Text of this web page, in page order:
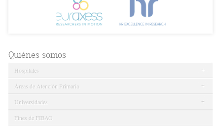
Quiénes somos
+
Hospitales
+
Áreas de Atención Primaria
+
Universidades
Fines de FIBAO